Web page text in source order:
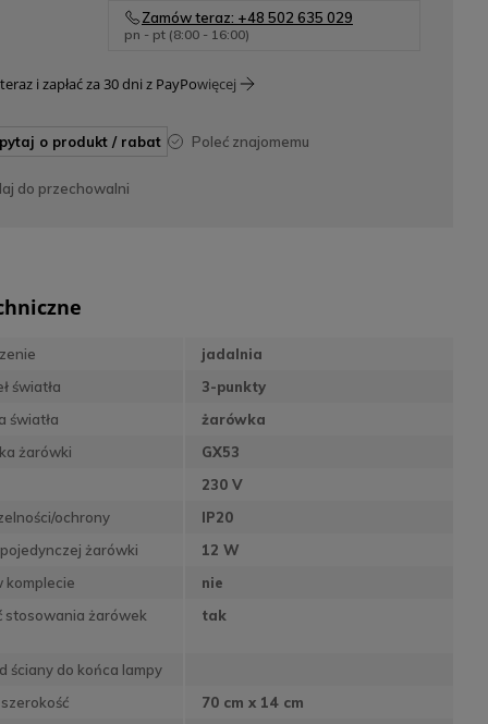
Zamów teraz: +48 502 635 029
pn - pt (8:00 - 16:00)
i zapłać za 30 dni z PayPowięcej
o produkt / rabat poleć znajomemu
do przechowalni
jadalnia
światła
3-punkty
światła
żarówka
żarówki
GX53
230 V
ochrony
IP20
żarówki
12 W
komplecie
nie
stosowania żarówek
tak
ściany do końca lampy
szerokość
70 cm x 14 cm